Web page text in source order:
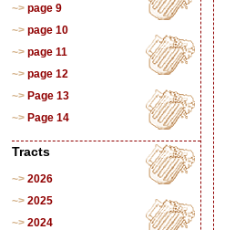
page 9
page 10
page 11
page 12
Page 13
Page 14
Tracts
2026
2025
2024